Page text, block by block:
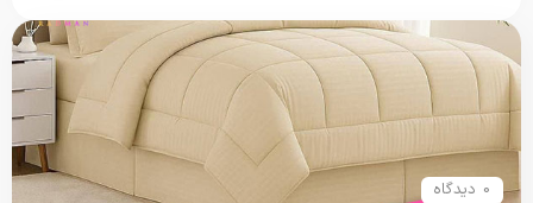
0 دیدگاه